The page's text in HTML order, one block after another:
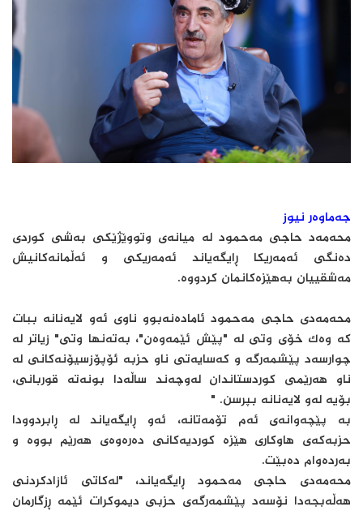
جەماوەر نیوز
محەمەد حاجی مەحمود لە میانەی وتووێژێکی بەشی کوردی
دەنگی ئەمەریکا ڕایگه‌یاند ئەمەریکی و ئەڵمانەکانیش
مەشقییان بەهێزەکانمان کردووە.
محەمەدی حاجی مەحمود ئامادەنەبوو ناوی ئەو لایەنانە ببات
کە وەک خۆی وتی لە "پێش ئێمەوەن"، بەتەنها وتی" زیاتر لە
چوارسەد پێشمەرگە و کەسایەتی ناو حزبە ئۆپۆزسیۆنەکانی لە
ناو هەرێمی کوردستاندان لەوچەند ساڵەدا بونەتە قوربانی،
بۆیە لەو لایەنانە بپرسن. "
بە پێچەوانەی ئەم تۆمەتانە، ئەو ڕایگەیاند لە ڕابردوودا
حزبەکەی هاوکاری هێزە کوردیەکانی دەرەوەی هەرێم بووە و
بەردەوام دەبێت.
محەمەدی حاجی مەحمود ڕایگەیاند، "لەکاتی ئازادکردنی
هەڵەبجەدا نۆسەد پێشمەرگەی حزبی دیموکرات ئێمە ڕزگارمان